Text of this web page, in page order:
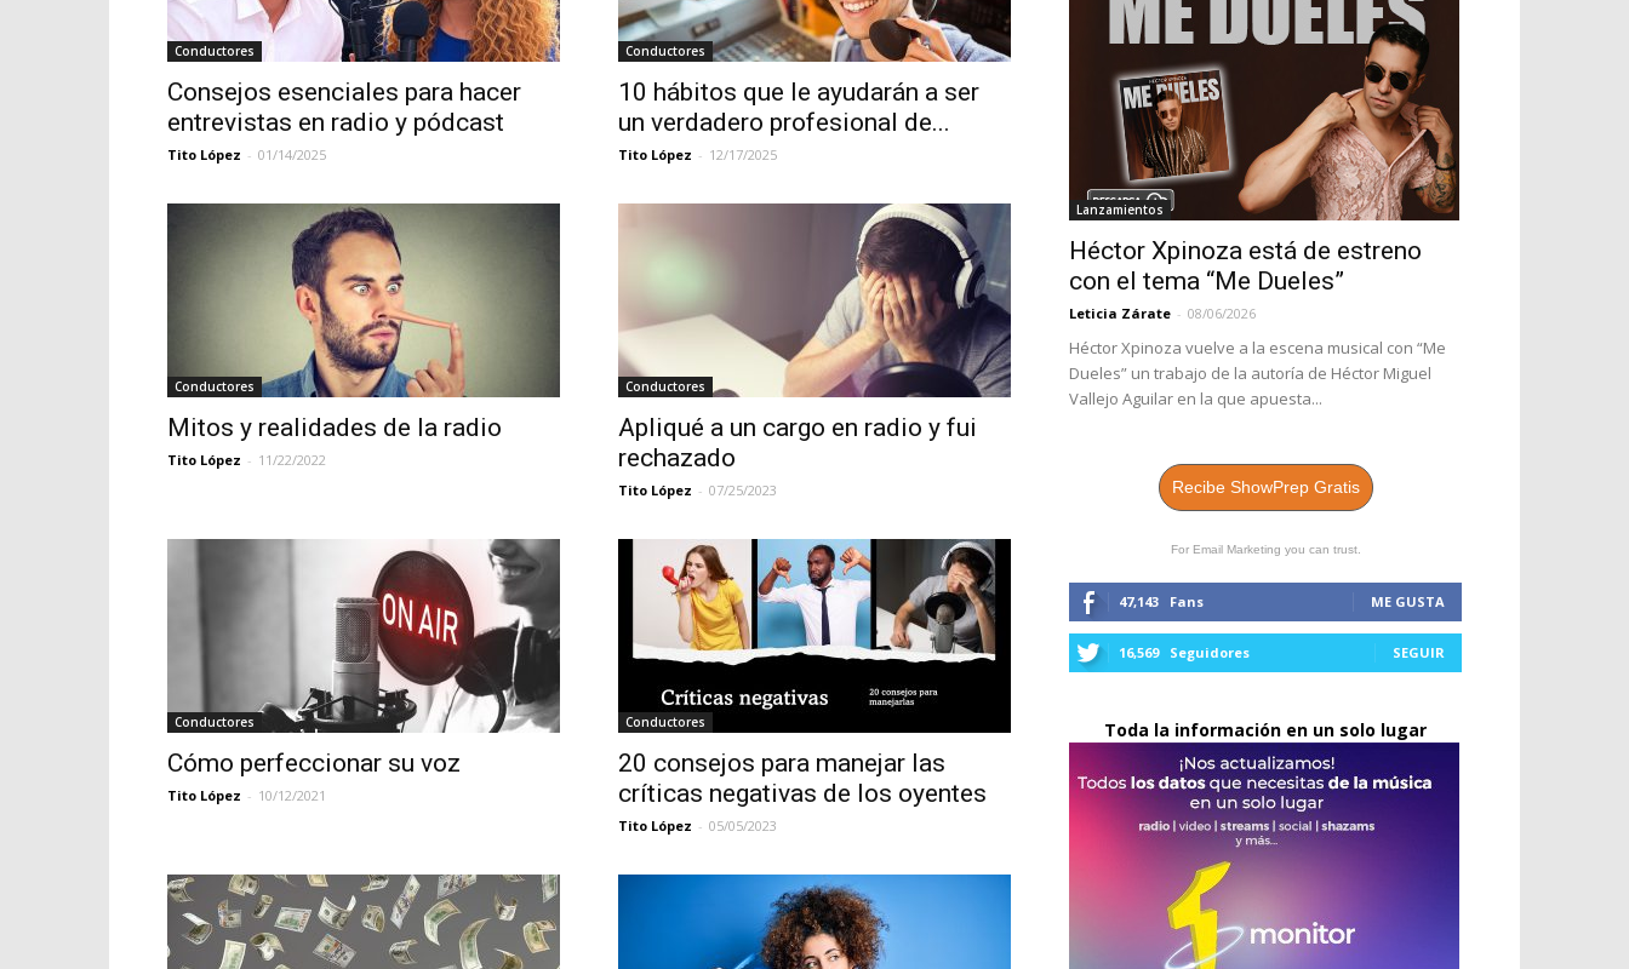
Conductores
Consejos esenciales para hacer
entrevistas en radio y pódcast
Tito López - 01/14/2025
Conductores
10 hábitos que le ayudarán a ser
un verdadero profesional de...
Tito López - 12/17/2025
Conductores
Mitos y realidades de la radio
Tito López - 11/22/2022
Conductores
Apliqué a un cargo en radio y fui
rechazado
Tito López - 07/25/2023
Conductores
Cómo perfeccionar su voz
Tito López - 10/12/2021
Conductores
20 consejos para manejar las
críticas negativas de los oyentes
Tito López - 05/05/2023
Lanzamientos
Héctor Xpinoza está de estreno
con el tema “Me Dueles”
Leticia Zárate - 08/06/2026
Héctor Xpinoza vuelve a la escena musical con “Me
Dueles” un trabajo de la autoría de Héctor Miguel
Vallejo Aguilar en la que apuesta...
Recibe ShowPrep Gratis
For Email Marketing you can trust.
47,143 Fans ME GUSTA
16,569 Seguidores SEGUIR
Toda la información en un solo lugar